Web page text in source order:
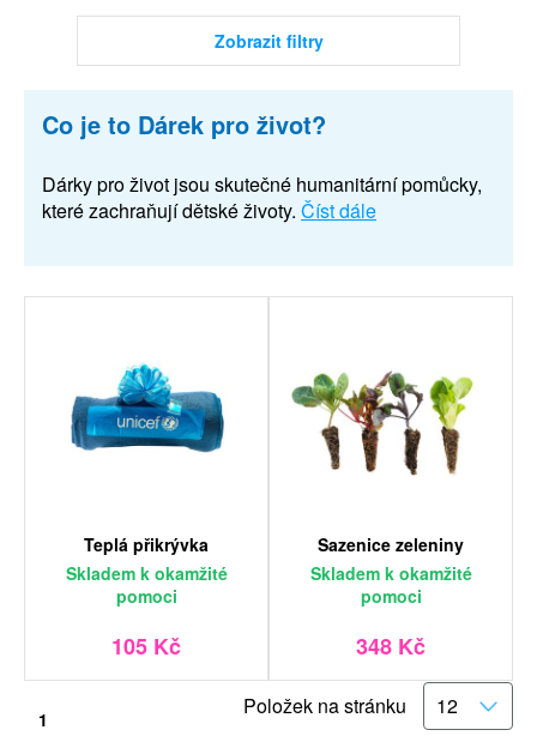
Zobrazit filtry
Co je to Dárek pro život?
Dárky pro život jsou skutečné humanitární pomůcky,
které zachraňují dětské životy. Číst dále
Teplá přikrývka
Skladem k okamžité
pomoci
105 Kč
Sazenice zeleniny
Skladem k okamžité
pomoci
348 Kč
1 Položek na stránku